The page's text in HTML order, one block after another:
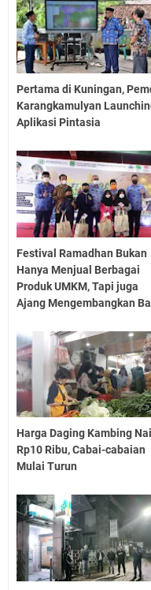
Pertama di Kuningan,
Karangkamulyan
Aplikasi Pintasia
Festival Ramadhan Bukan
Hanya Menjual Berbagai
Produk UMKM, Tapi juga
Ajang Mengembangkan
Harga Daging Kambing
Rp10 Ribu, Cabai-cabaian
Mulai Turun